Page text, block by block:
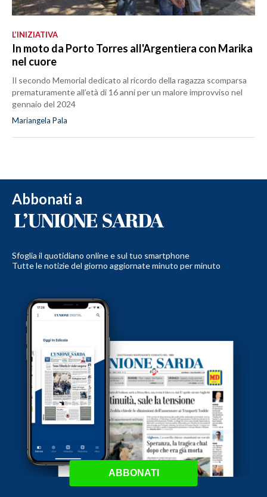
L’INIZIATIVA
In moto da Porto Torres all'Argentiera con Marika
nel cuore
Il secondo Memorial dedicato al ricordo della ragazza scomparsa
prematuramente all’età di 16 anni per un malore improvviso nel
gennaio del 2024
Mariangela Pala
Abbonati a
Sfoglia il quotidiano online e sul tuo smartphone
Tutte le notizie del giorno aggiornate minuto per minuto
ABBONATI